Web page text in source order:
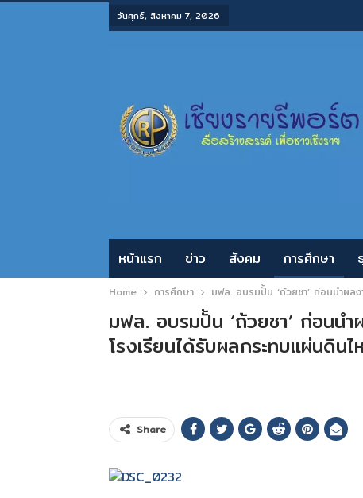
วันศุกร์, สิงหาคม 7, 2026
หน้าแรก ข่าว สังคม การศึกษา
Home การศึกษา มฟล. อบรมปั้น ‘ถ้วยชา’ ก่อนนำผล
มฟล. อบรมปั้น ‘ถ้วยชา’ ก่อนน
โรงเรียนได้รับผลกระทบแผ่นดินไ
Share